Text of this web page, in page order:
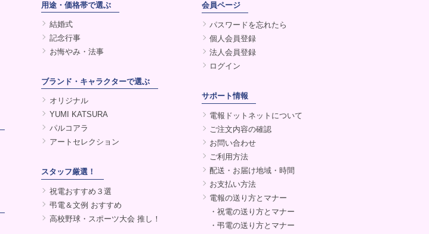
用途・価格帯で選ぶ
結婚式
記念行事
お悔やみ・法事
ブランド・キャラクターで選ぶ
オリジナル
YUMI KATSURA
パルコアラ
アートセレクション
スタッフ厳選！
祝電おすすめ３選
弔電＆文例 おすすめ
高校野球・スポーツ大会 推し！
会員ページ
パスワードを忘れたら
個人会員登録
法人会員登録
ログイン
サポート情報
電報ドットネットについて
ご注文内容の確認
お問い合わせ
ご利用方法
配送・お届け地域・時間
お支払い方法
電報の送り方とマナー
・祝電の送り方とマナー
・弔電の送り方とマナー